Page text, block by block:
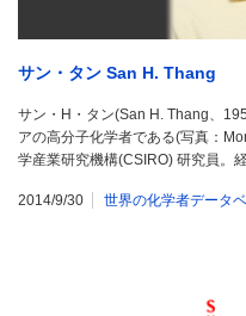
サン・タン San H. Thang
サン・H・タン(San H. Thang、
アの高分子化学者である(写真：
学産業研究機構(CSIRO) 研究員。
2014/9/30 世界の化学者データ